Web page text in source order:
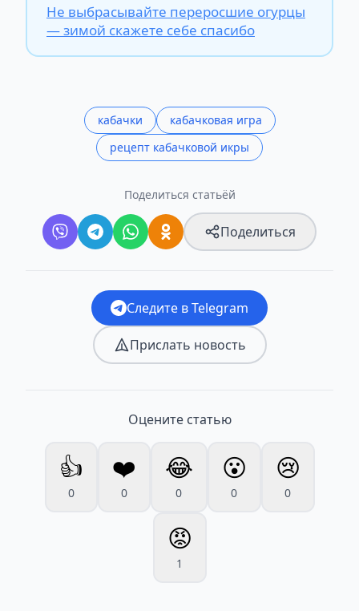
Не выбрасывайте переросшие огурцы
— зимой скажете себе спасибо
кабачки
кабачковая игра
рецепт кабачковой икры
Поделиться статьёй
Поделиться
Следите в Telegram
Прислать новость
Оцените статью
👍
0
❤️
0
😂
0
😮
0
😢
0
😡
1